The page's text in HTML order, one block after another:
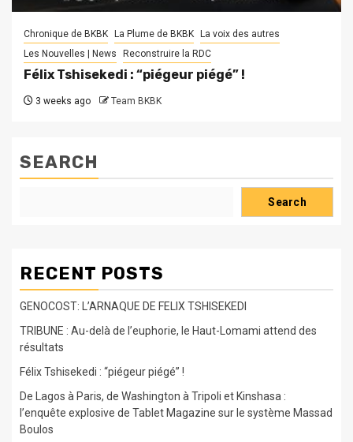
Chronique de BKBK La Plume de BKBK
La voix des autres
Les Nouvelles | News
Reconstruire la RDC
Félix Tshisekedi : “piégeur piégé” !
3 weeks ago Team BKBK
SEARCH
Search
RECENT POSTS
GENOCOST: L’ARNAQUE DE FELIX TSHISEKEDI
TRIBUNE : Au-delà de l’euphorie, le Haut-Lomami attend des
résultats
Félix Tshisekedi : “piégeur piégé” !
De Lagos à Paris, de Washington à Tripoli et Kinshasa :
l’enquête explosive de Tablet Magazine sur le système Massad
Boulos